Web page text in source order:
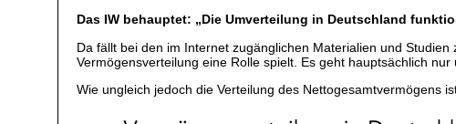
Das IW behauptet: „Die Umverteilung in Deutschland
Da fällt bei den im Internet zugänglichen Materialien und
Vermögensverteilung eine Rolle spielt. Es geht hauptsächlich
Wie ungleich jedoch die Verteilung des Nettogesamtvermögens